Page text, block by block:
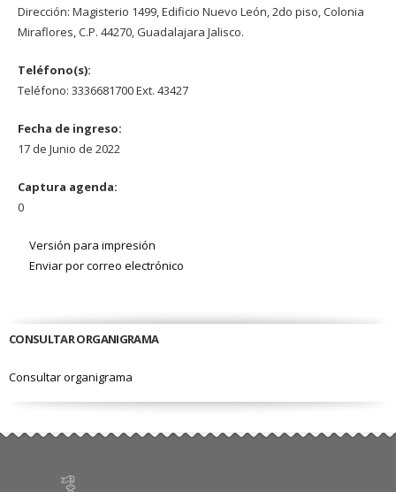
Dirección: Magisterio 1499, Edificio Nuevo León, 2do piso, Colonia
Miraflores, C.P. 44270, Guadalajara Jalisco.
Teléfono(s):
Teléfono: 3336681700 Ext. 43427
Fecha de ingreso:
17 de Junio de 2022
Captura agenda:
0
Versión para impresión
Enviar por correo electrónico
CONSULTAR ORGANIGRAMA
Consultar organigrama